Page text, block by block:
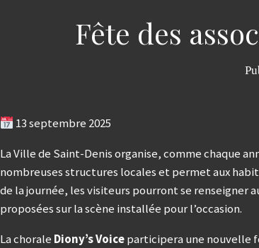
Fête des
13 septembre 2025
La Ville de Saint-Denis organise, comme chaque
nombreuses structures locales et permet aux
de la journée, les visiteurs pourront se renseigner
proposées sur la scène installée pour l’occasion.
La chorale Diony’s Voiceparticipera une nouvelle